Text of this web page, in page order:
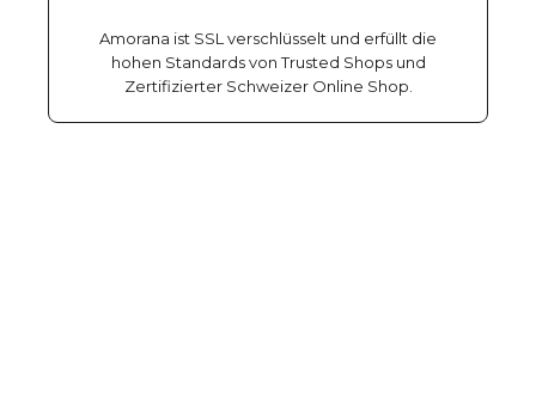
Amorana ist SSL verschlüsselt und erfüllt die
hohen Standards von Trusted Shops und
Zertifizierter Schweizer Online Shop.